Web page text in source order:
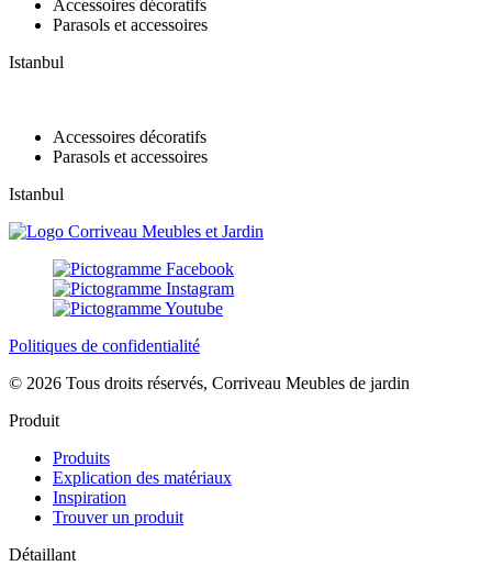
Accessoires décoratifs
Parasols et accessoires
Istanbul
Accessoires décoratifs
Parasols et accessoires
Istanbul
Politiques de confidentialité
© 2026 Tous droits réservés, Corriveau Meubles de jardin
Produit
Produits
Explication des matériaux
Inspiration
Trouver un produit
Détaillant